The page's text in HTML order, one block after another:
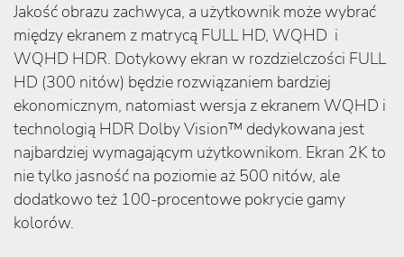
Jakość obrazu zachwyca, a użytkownik może wybrać
między ekranem z matrycą FULL HD, WQHD i
WQHD HDR. Dotykowy ekran w rozdzielczości FULL
HD (300 nitów) będzie rozwiązaniem bardziej
ekonomicznym, natomiast wersja z ekranem WQHD i
technologią HDR Dolby Vision™ dedykowana jest
najbardziej wymagającym użytkownikom. Ekran 2K to
nie tylko jasność na poziomie aż 500 nitów, ale
dodatkowo też 100-procentowe pokrycie gamy
kolorów.